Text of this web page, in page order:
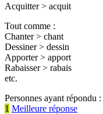
Acquitter > acquit
Tout comme :
Chanter > chant
Dessiner > dessin
Apporter > apport
Rabaisser > rabais
etc.
Personnes ayant répondu :
1 Meilleure réponse